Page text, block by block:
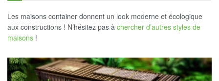
Les maisons container donnent un look moderne et écologique
aux constructions ! N’hésitez pas à chercher d’autres styles de
maisons !